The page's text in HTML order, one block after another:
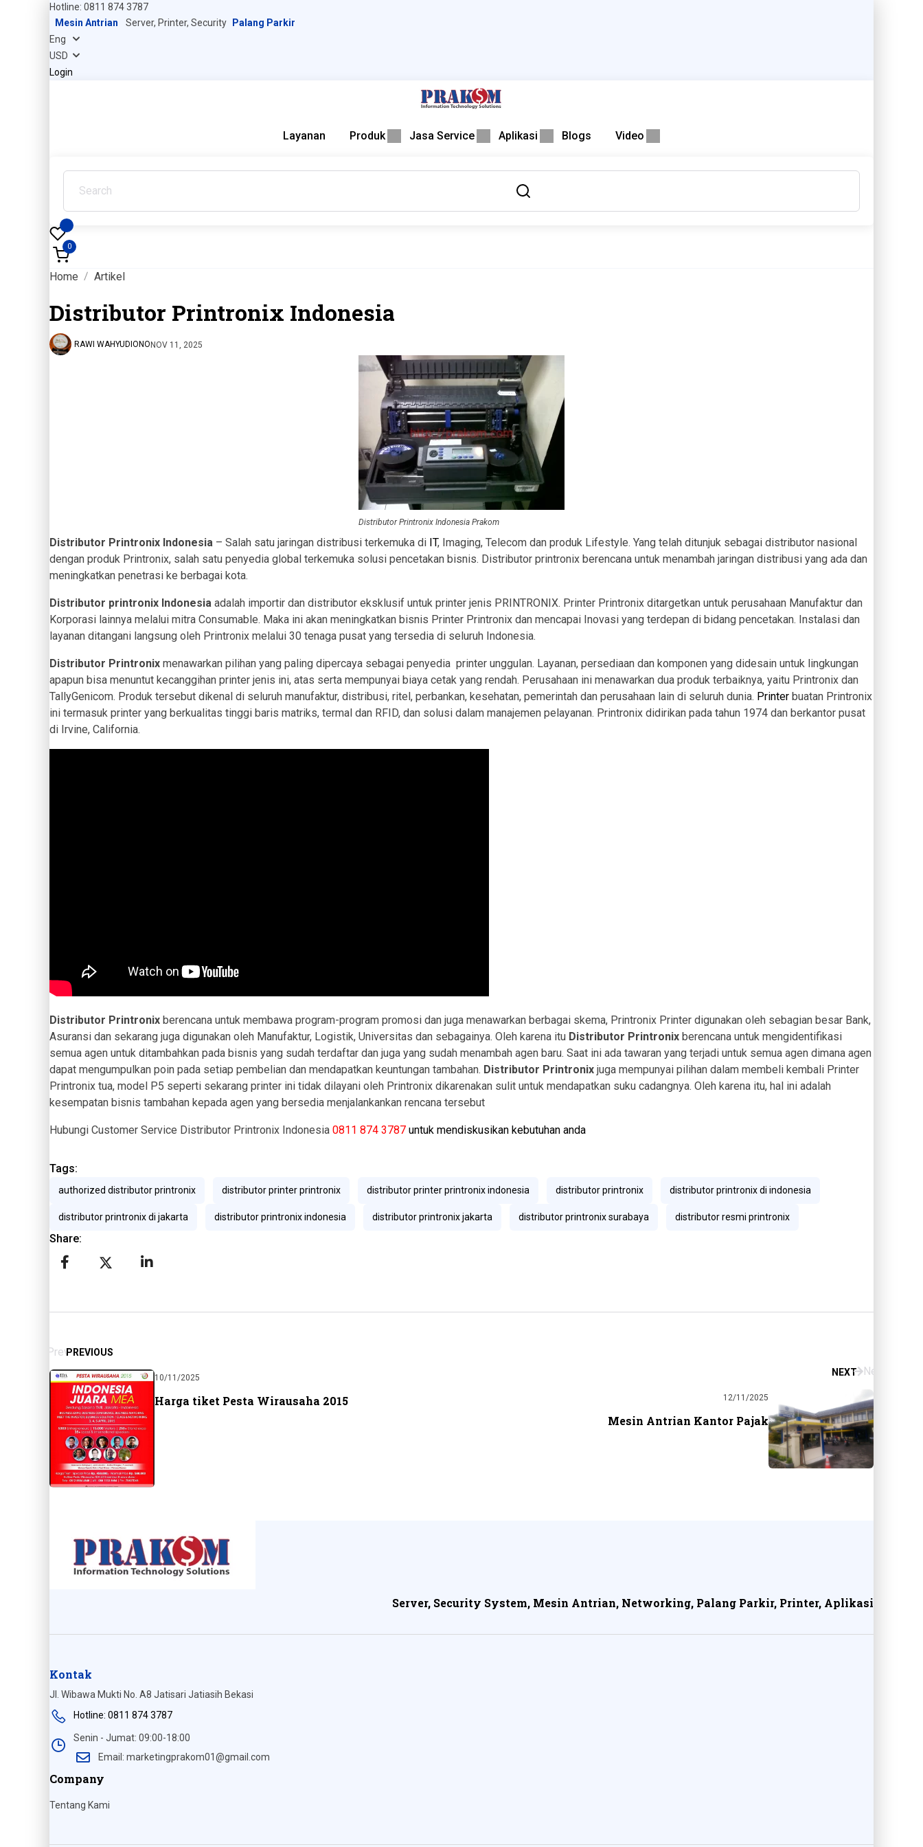
Hotline: 0811 874 3787
Mesin Antrian
Server, Printer, Security Palang Parkir
Login
Layanan Produk Jasa Service Aplikasi Blogs Video
0
Home Artikel
Distributor Printronix Indonesia
RAWI WAHYUDIONONOV 11, 2025
Distributor Printronix Indonesia Prakom
Distributor Printronix Indonesia – Salah satu jaringan distribusi terkemuka di IT, Imaging, Telecom dan produk Lifestyle. Yang telah ditunjuk sebagai distributor nasional
dengan produk Printronix, salah satu penyedia global terkemuka solusi pencetakan bisnis. Distributor printronix berencana untuk menambah jaringan distribusi yang ada dan
meningkatkan penetrasi ke berbagai kota.
Distributor printronix Indonesia adalah importir dan distributor eksklusif untuk printer jenis PRINTRONIX. Printer Printronix ditargetkan untuk perusahaan Manufaktur dan
Korporasi lainnya melalui mitra Consumable. Maka ini akan meningkatkan bisnis Printer Printronix dan mencapai Inovasi yang terdepan di bidang pencetakan. Instalasi dan
layanan ditangani langsung oleh Printronix melalui 30 tenaga pusat yang tersedia di seluruh Indonesia.
Distributor Printronix menawarkan pilihan yang paling dipercaya sebagai penyedia printer unggulan. Layanan, persediaan dan komponen yang didesain untuk lingkungan
apapun bisa menuntut kecanggihan printer jenis ini, atas serta mempunyai biaya cetak yang rendah. Perusahaan ini menawarkan dua produk terbaiknya, yaitu Printronix dan
TallyGenicom. Produk tersebut dikenal di seluruh manufaktur, distribusi, ritel, perbankan, kesehatan, pemerintah dan perusahaan lain di seluruh dunia. Printer buatan Printronix
ini termasuk printer yang berkualitas tinggi baris matriks, termal dan RFID, dan solusi dalam manajemen pelayanan. Printronix didirikan pada tahun 1974 dan berkantor pusat
di Irvine, California.
Distributor Printronix berencana untuk membawa program-program promosi dan juga menawarkan berbagai skema, Printronix Printer digunakan oleh sebagian besar Bank,
Asuransi dan sekarang juga digunakan oleh Manufaktur, Logistik, Universitas dan sebagainya. Oleh karena itu Distributor Printronix berencana untuk mengidentifikasi
semua agen untuk ditambahkan pada bisnis yang sudah terdaftar dan juga yang sudah menambah agen baru. Saat ini ada tawaran yang terjadi untuk semua agen dimana agen
dapat mengumpulkan poin pada setiap pembelian dan mendapatkan keuntungan tambahan. Distributor Printronix juga mempunyai pilihan dalam membeli kembali Printer
Printronix tua, model P5 seperti sekarang printer ini tidak dilayani oleh Printronix dikarenakan sulit untuk mendapatkan suku cadangnya. Oleh karena itu, hal ini adalah
kesempatan bisnis tambahan kepada agen yang bersedia menjalankankan rencana tersebut
Hubungi Customer Service Distributor Printronix Indonesia 0811 874 3787 untuk mendiskusikan kebutuhan anda
Tags:
authorized distributor printronix distributor printer printronix distributor printer printronix indonesia distributor printronix distributor printronix di indonesia
distributor printronix di jakarta distributor printronix indonesia distributor printronix jakarta distributor printronix surabaya distributor resmi printronix
Share:
PrevPREVIOUS
10/11/2025
Harga tiket Pesta Wirausaha 2015
NEXT
12/11/2025
Mesin Antrian Kantor Pajak
Next
Server, Security System, Mesin Antrian, Networking, Palang Parkir, Printer, Aplikasi
Kontak
Jl. Wibawa Mukti No. A8 Jatisari Jatiasih Bekasi
Hotline: 0811 874 3787
Senin - Jumat: 09:00-18:00
Email: marketingprakom01@gmail.com
Company
Tentang Kami